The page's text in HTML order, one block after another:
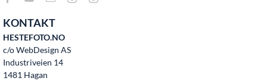
KONTAKT
HESTEFOTO.NO
c/o WebDesign AS
Industriveien 14
1481 Hagan